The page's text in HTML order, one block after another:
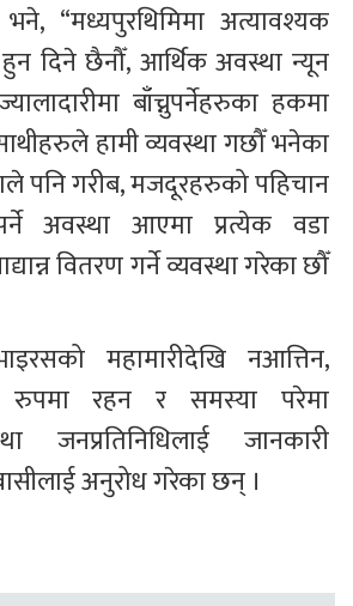
“मध्यपुरथिमिमा अत्यावश्यक
हुन दिने छैनौँ, आर्थिक अवस्था न्यून
बाँच्नुपर्नेहरुका हकमा
हामी व्यवस्था गछौँ भनेका
पनि गरीब, मजदूरहरुको पहिचान
अवस्था आएमा प्रत्येक वडा
वितरण गर्ने व्यवस्था गरेका छौँ
महामारीदेखि नआत्तिन,
रुपमा रहन र समस्या परेमा
जनप्रतिनिधिलाई जानकारी
अनुरोध गरेका छन् ।